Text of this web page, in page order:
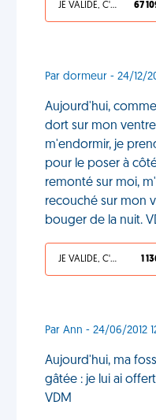
JE VALIDE, C'EST UNE VDM 67
Par dormeur - 24/12/
Aujourd'hui,
dort sur mon
m'endormir, je
pour le poser à
remonté sur moi,
recouché sur mon
bouger de la nuit.
JE VALIDE, C'EST UNE VDM 1
Par Ann - 24/06/2012
Aujourd'hui, ma
gâtée : je lui ai
VDM